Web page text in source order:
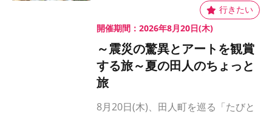
開催期間：2026年8月20日(木)
～震災の驚異とアートを観賞
する旅～夏の田人のちょっと
旅
8月20日(木)、田人町を巡る「たびと